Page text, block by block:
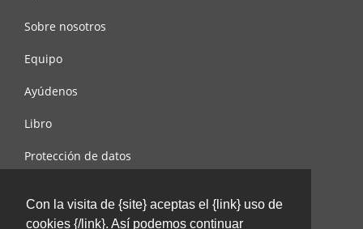
Con la visita de {site} aceptas el {link} uso de
cookies {/link}. Así podemos continuar
Sobre nosotros
Equipo
Ayúdenos
Libro
Protección de datos
Contáctenos